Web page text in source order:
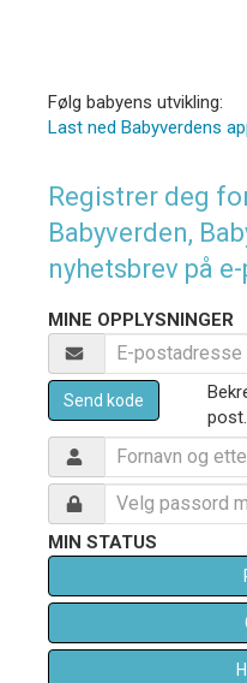
Følg babyens utvikling:
Last ned Babyverdens
Registrer deg
Babyverden,
nyhetsbrev på
MINE OPPLYSNINGER
Send kode
post.
MIN STATUS